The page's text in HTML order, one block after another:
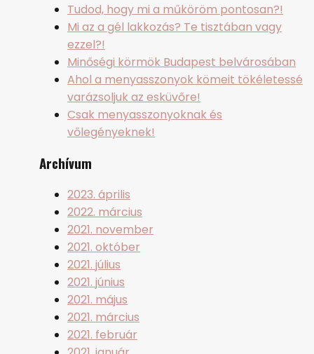
Tudod, hogy mi a műköröm pontosan?!
Mi az a gél lakkozás? Te tisztában vagy
ezzel?!
Minőségi körmök Budapest belvárosában
Ahol a menyasszonyok kömeit tökéletessé
varázsoljuk az esküvőre!
Csak menyasszonyoknak és
vőlegényeknek!
Archívum
2023. április
2022. március
2021. november
2021. október
2021. július
2021. június
2021. május
2021. március
2021. február